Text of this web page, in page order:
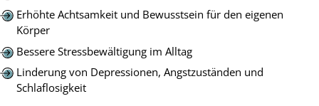
Erhöhte Achtsamkeit und Bewusstsein für den eigenen
Körper
Bessere Stressbewältigung im Alltag
Linderung von Depressionen, Angstzuständen und
Schlaflosigkeit